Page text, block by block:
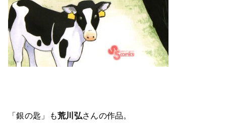
「銀の匙」も荒川弘さんの作品。